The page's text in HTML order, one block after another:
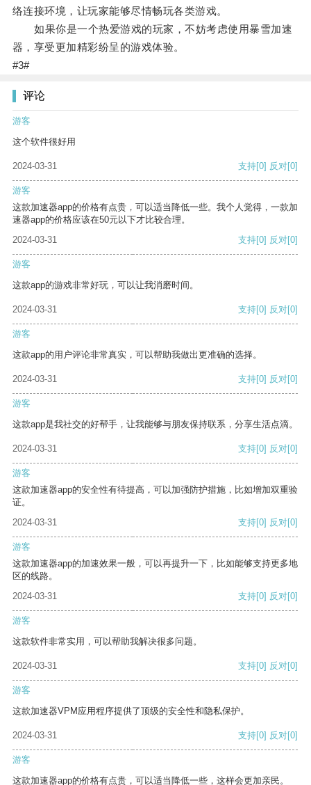
络连接环境，让玩家能够尽情畅玩各类游戏。
如果你是一个热爱游戏的玩家，不妨考虑使用暴雪加速
器，享受更加精彩纷呈的游戏体验。
#3#
评论
游客
这个软件很好用
2024-03-31 支持[0] 反对[0]
游客
这款加速器app的价格有点贵，可以适当降低一些。我个人觉得，一款加
速器app的价格应该在50元以下才比较合理。
2024-03-31
支持[0] 反对[0]
游客
这款app的游戏非常好玩，可以让我消磨时间。
2024-03-31 支持[0] 反对[0]
游客
这款app的用户评论非常真实，可以帮助我做出更准确的选择。
2024-03-31 支持[0] 反对[0]
游客
这款app是我社交的好帮手，让我能够与朋友保持联系，分享生活点滴。
2024-03-31 支持[0] 反对[0]
游客
这款加速器app的安全性有待提高，可以加强防护措施，比如增加双重验
证。
2024-03-31
支持[0] 反对[0]
游客
这款加速器app的加速效果一般，可以再提升一下，比如能够支持更多地
区的线路。
2024-03-31
支持[0] 反对[0]
游客
这款软件非常实用，可以帮助我解决很多问题。
2024-03-31 支持[0] 反对[0]
游客
这款加速器VPM应用程序提供了顶级的安全性和隐私保护。
2024-03-31 支持[0] 反对[0]
游客
这款加速器app的价格有点贵，可以适当降低一些，这样会更加亲民。